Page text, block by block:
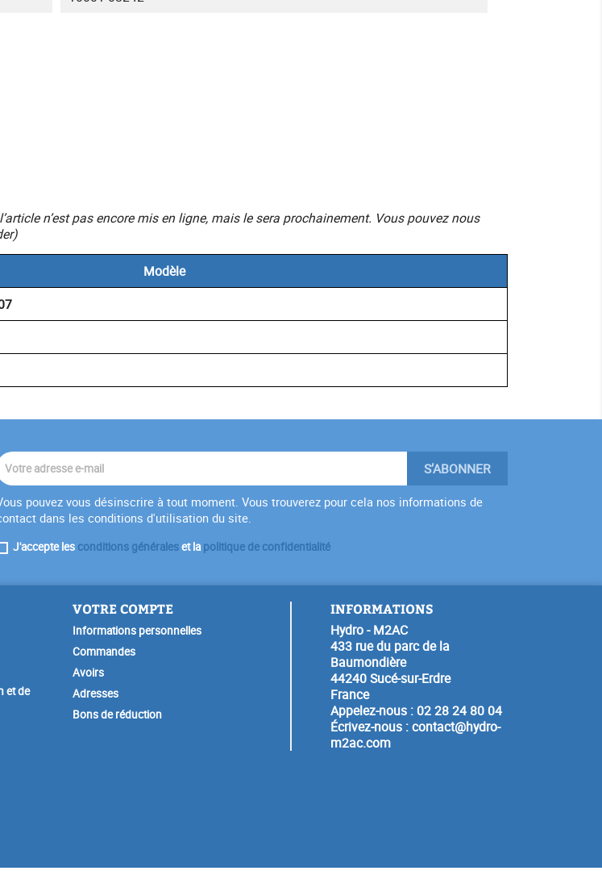
n’est pas encore mis en ligne, mais le sera prochainement. Vous pouvez nous
Modèle
pouvez vous désinscrire à tout moment. Vous trouverez pour cela nos informations de
dans les conditions d'utilisation du site.
J'accepte les conditions généraleset lapolitique de confidentialité
et de
VOTRE COMPTE
Informations personnelles
Commandes
Avoirs
Adresses
Bons de réduction
INFORMATIONS
Hydro - M2AC
433 rue du parc de la
Baumondière
44240 Sucé-sur-Erdre
France
Appelez-nous : 02 28 24 80 04
Écrivez-nous :contact@hydro-
m2ac.com